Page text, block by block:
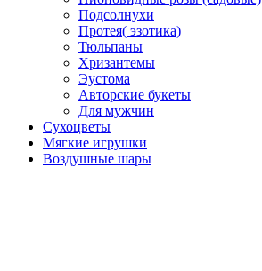
Подсолнухи
Протея( эзотика)
Тюльпаны
Хризантемы
Эустома
Авторские букеты
Для мужчин
Сухоцветы
Мягкие игрушки
Воздушные шары